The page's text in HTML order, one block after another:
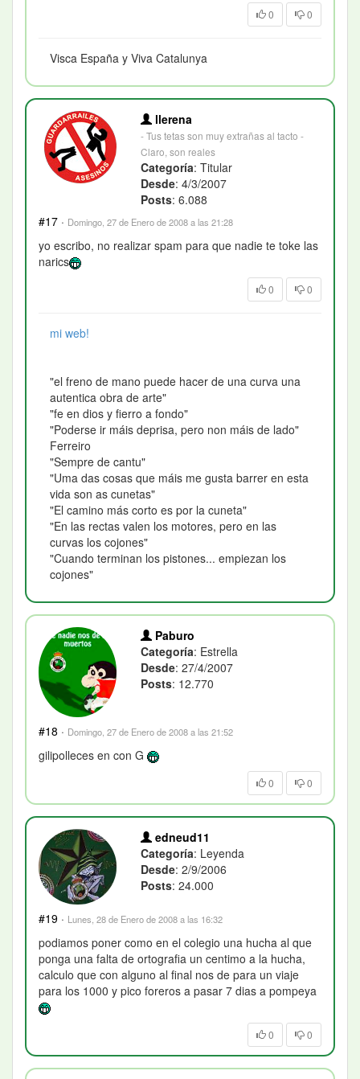
0 0
Visca España y Viva Catalunya
llerena
- Tus tetas son muy extrañas al tacto -
Claro, son reales
Categoría: Titular
Desde: 4/3/2007
Posts: 6.088
#17 · Domingo, 27 de Enero de 2008 a las 21:28
yo escribo, no realizar spam para que nadie te toke las
narics
0 0
mi web!
"el freno de mano puede hacer de una curva una
autentica obra de arte"
"fe en dios y fierro a fondo"
"Poderse ir máis deprisa, pero non máis de lado"
Ferreiro
"Sempre de cantu"
"Uma das cosas que máis me gusta barrer en esta
vida son as cunetas"
"El camino más corto es por la cuneta"
"En las rectas valen los motores, pero en las
curvas los cojones"
"Cuando terminan los pistones... empiezan los
cojones"
Paburo
Categoría: Estrella
Desde: 27/4/2007
Posts: 12.770
#18 · Domingo, 27 de Enero de 2008 a las 21:52
gilipolleces en con G
0 0
edneud11
Categoría: Leyenda
Desde: 2/9/2006
Posts: 24.000
#19 · Lunes, 28 de Enero de 2008 a las 16:32
podiamos poner como en el colegio una hucha al que
ponga una falta de ortografia un centimo a la hucha,
calculo que con alguno al final nos de para un viaje
para los 1000 y pico foreros a pasar 7 dias a pompeya
0 0